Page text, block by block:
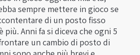
sempre mettere in gioco se
di un posto fisso
più. Anni fa si diceva che ogni 5
un cambio di posto di